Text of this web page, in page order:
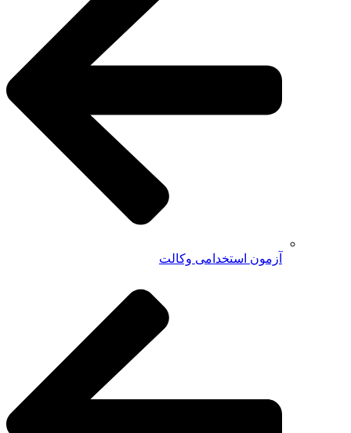
آزمون استخدامی وکالت